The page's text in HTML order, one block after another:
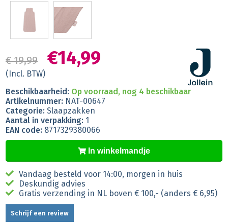
€ 19,99 €14,99
(Incl. BTW)
Beschikbaarheid: Op voorraad, nog 4 beschikbaar
Artikelnummer: NAT-00647
Categorie: Slaapzakken
Aantal in verpakking: 1
EAN code: 8717329380066
In winkelmandje
Vandaag besteld voor 14:00, morgen in huis
Deskundig advies
Gratis verzending in NL boven € 100,- (anders € 6,95)
Schrijf een review